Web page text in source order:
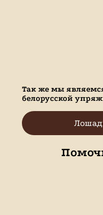
Так же мы
белорусской